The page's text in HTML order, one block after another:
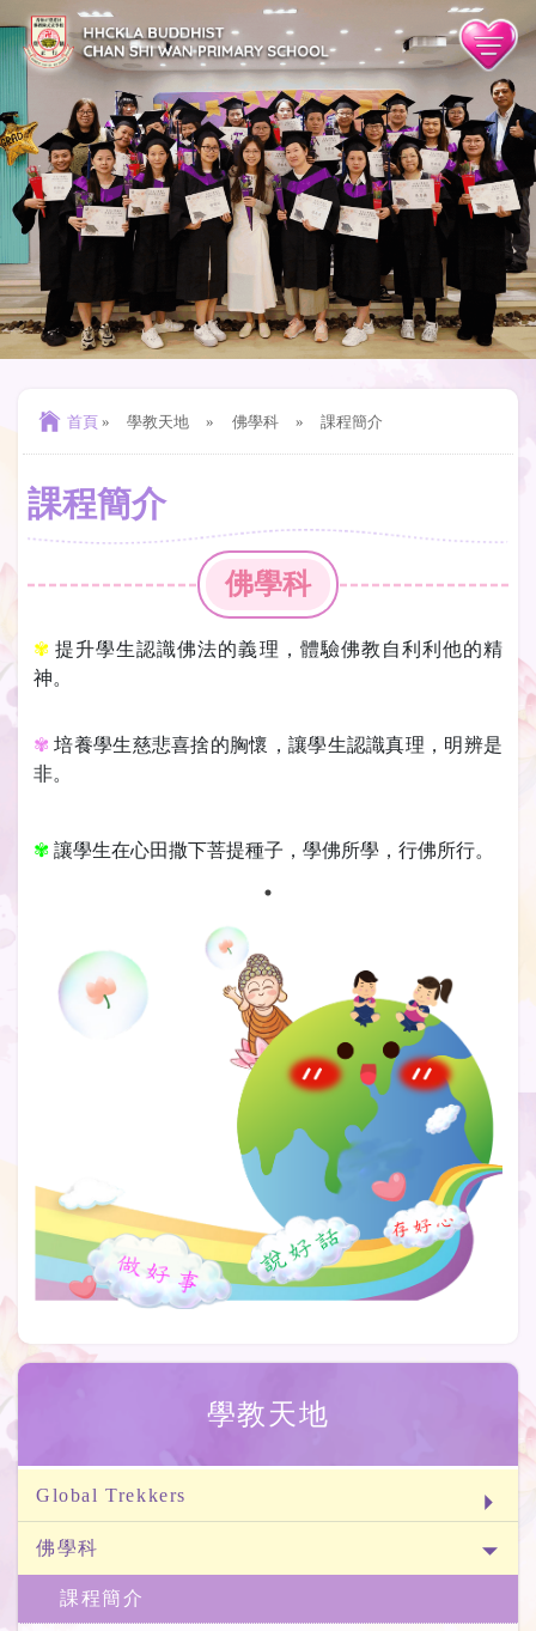
學教天地
Global Trekkers
佛學科
課程簡介
首頁 » 學教天地 » 佛學科 » 課程簡介
課程簡介
佛學科
✾提升學生認識佛法的義理，體驗佛教自利利他的精
神。
✾培養學生慈悲喜捨的胸懷，讓學生認識真理，明辨是
非。
✾ 讓學生在心田撒下菩提種子，學佛所學，行佛所行。